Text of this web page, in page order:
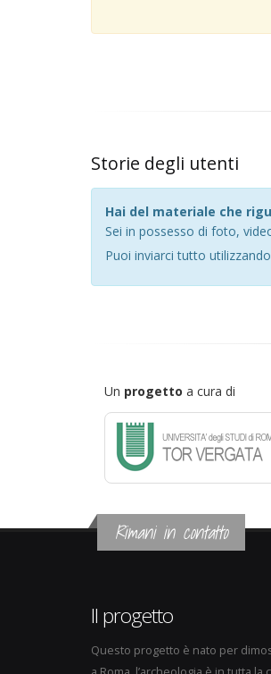
Storie degli utenti
Hai del materiale che
Sei in possesso di foto,
Puoi inviarci tutto
Un progetto a cura di
Rimani in contatto
Il progetto
Questo progetto è nato per